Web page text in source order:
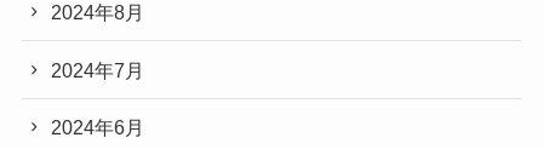
2024年8月
2024年7月
2024年6月